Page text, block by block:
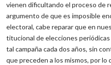
vienen dificultando el proceso de
argumento de que es imposible
electoral, cabe reparar que en
titucional de elecciones
tal campaña cada dos años, sin
que preceden a los mismos, por